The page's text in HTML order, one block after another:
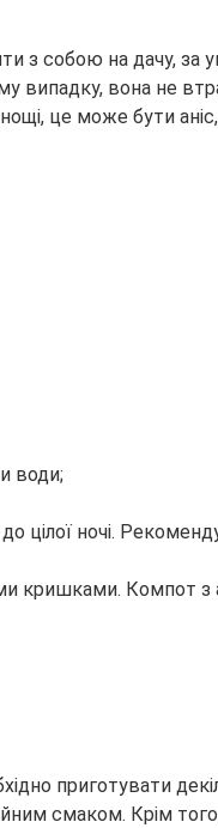
з собою на дачу,
випадку, вона не
це може бути аніс,
води;
цілої ночі.
кришками. Компот
приготувати
смаком. Крім